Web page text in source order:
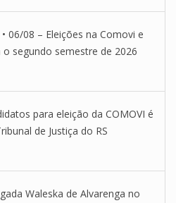
06/08 – Eleições na Comovi e
segundo semestre de 2026
para eleição da COMOVI é
de Justiça do RS
Waleska de Alvarenga no